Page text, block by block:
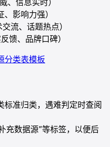
、信息实时）
影响力强）
交流、话题热点）
反馈、品牌口碑）
分类表模板
标准归类，遇难判定时查阅
充数据源”等标签，以便后